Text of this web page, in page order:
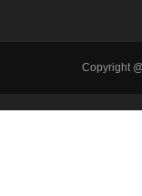
Copyright